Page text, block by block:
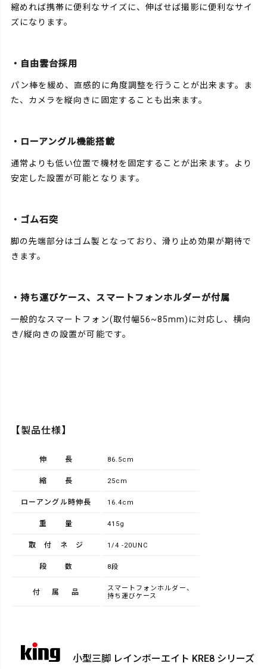
縮めれば携帯に便利なサイズに、伸ばせば撮影に便利なサイ
ズになります。
・自由雲台採用
パン棒を緩め、直感的に角度調整を行うことが出来ます。ま
た、カメラを縦向きに固定することも出来ます。
・ローアングル機能搭載
通常よりも低い位置で機材を固定することが出来ます。より
安定した設置が可能となります。
・ゴム石突
脚の先端部分はゴム製となっており、滑り止め効果が期待で
きます。
・持ち運びケース、スマートフォンホルダーが付属
一般的なスマートフォン(取付幅56~85mm)に対応し、横向
き/縦向きの設置が可能です。
【製品仕様】
伸長 86.5cm
縮長 25cm
ローアングル時伸長 16.4cm
重量 415g
取付ネジ 1/4 -20UNC
段数 8段
付属品
スマートフォンホルダー、
持ち運びケース
小型三脚 レインボーエイト KRE8 シリーズ